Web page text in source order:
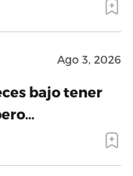
Ago 3, 2026
bajo tener